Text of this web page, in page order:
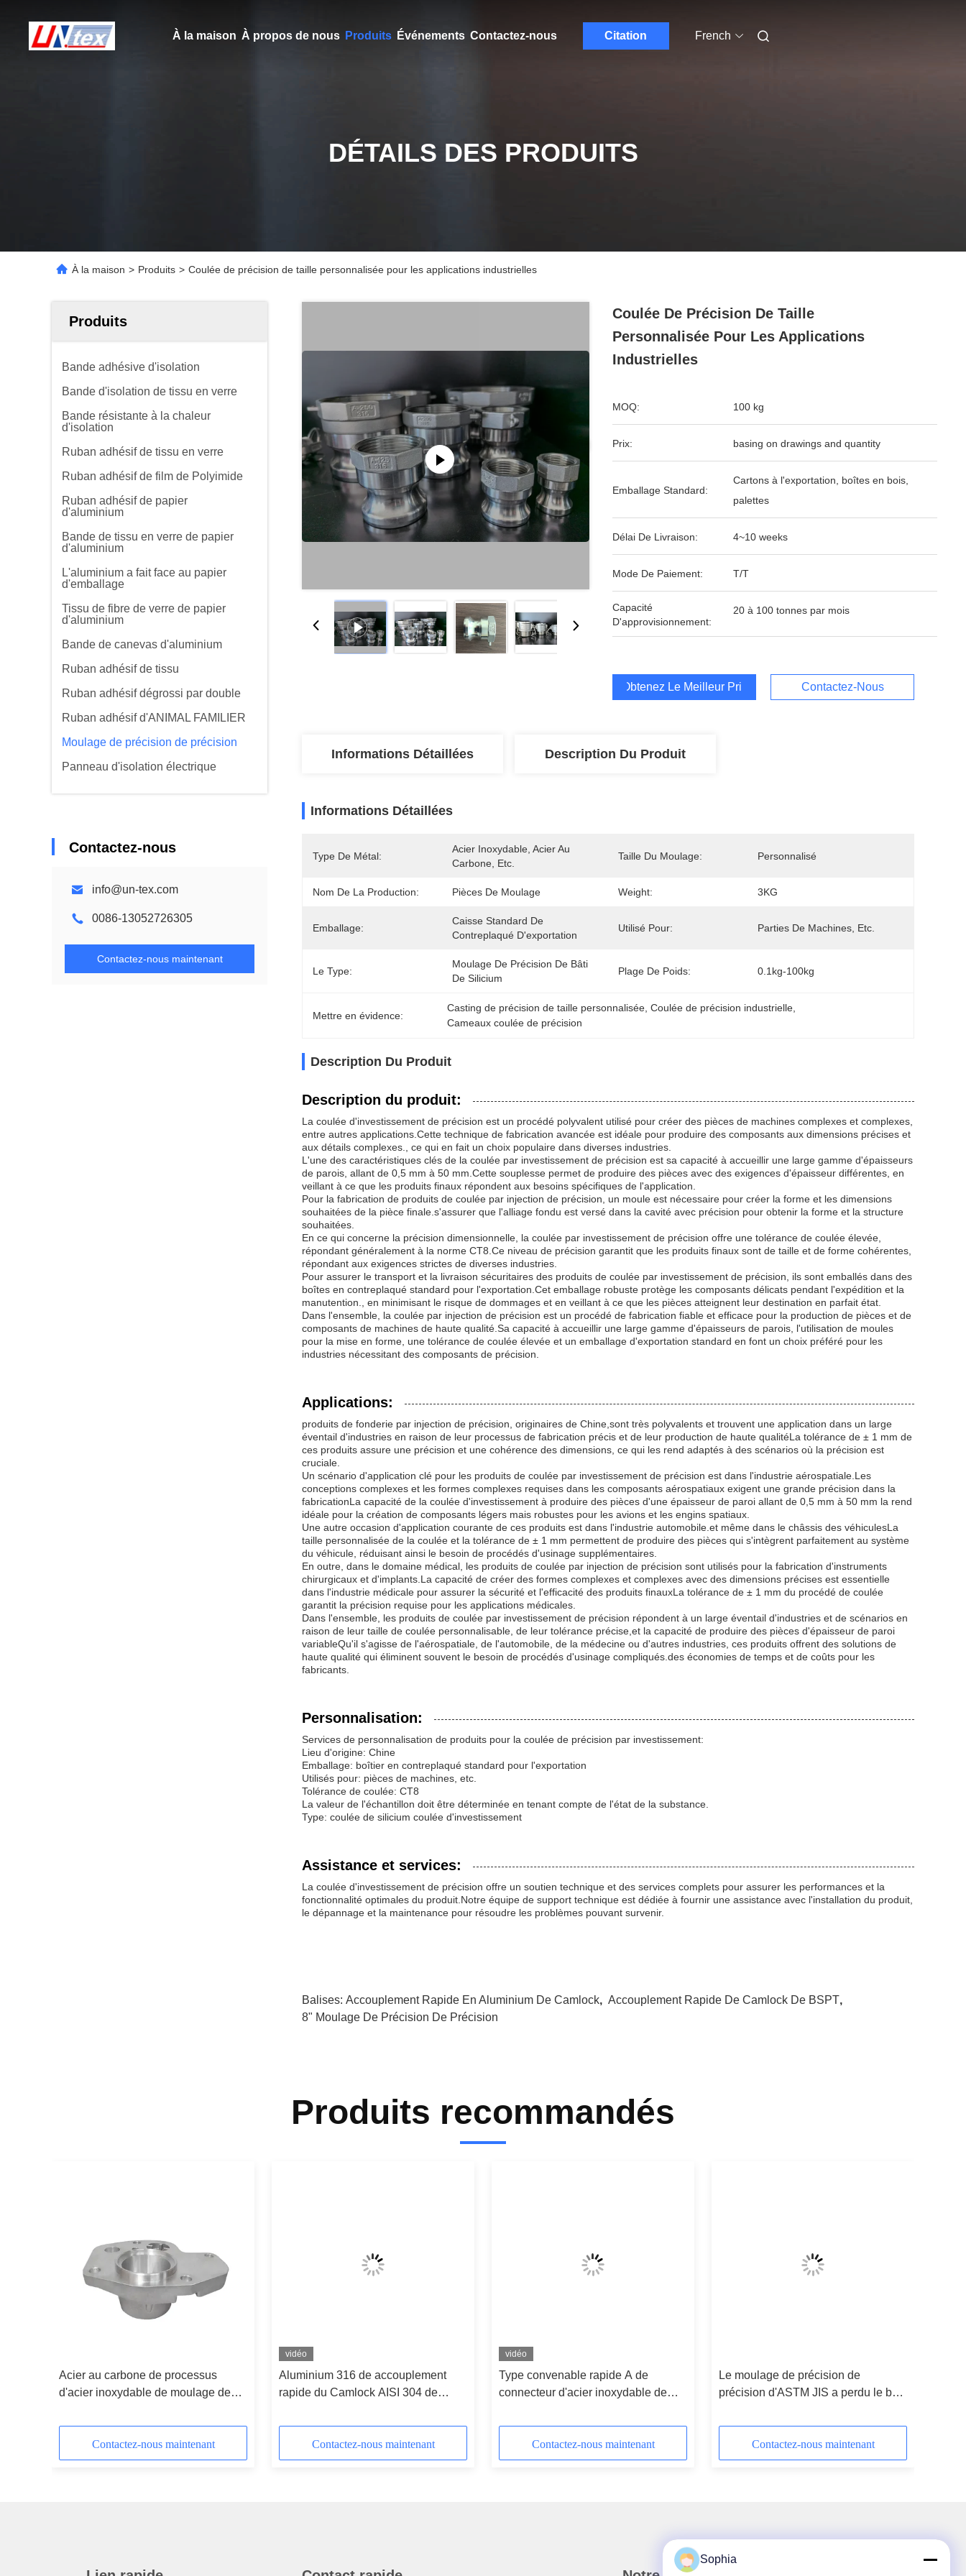
À la maison À propos de nous Produits Événements Contactez-nous Citation French
DÉTAILS DES PRODUITS
À la maison > Produits > Coulée de précision de taille personnalisée pour les applications industrielles
Produits
Bande adhésive d'isolation
Bande d'isolation de tissu en verre
Bande résistante à la chaleur
d'isolation
Ruban adhésif de tissu en verre
Ruban adhésif de film de Polyimide
Ruban adhésif de papier
d'aluminium
Bande de tissu en verre de papier
d'aluminium
L'aluminium a fait face au papier
d'emballage
Tissu de fibre de verre de papier
d'aluminium
Bande de canevas d'aluminium
Ruban adhésif de tissu
Ruban adhésif dégrossi par double
Ruban adhésif d'ANIMAL FAMILIER
Moulage de précision de précision
Panneau d'isolation électrique
Contactez-nous
info@un-tex.com
0086-13052726305
Contactez-nous maintenant
Coulée De Précision De Taille
Personnalisée Pour Les Applications
Industrielles
MOQ: 100 kg
Prix: basing on drawings and quantity
Emballage Standard:
Cartons à l'exportation, boîtes en bois,
palettes
Délai De Livraison: 4~10 weeks
Mode De Paiement: T/T
Capacité
D'approvisionnement:
20 à 100 tonnes par mois
Obtenez Le Meilleur Prix Contactez-Nous
Informations Détaillées Description Du Produit
Informations Détaillées
Type De Métal:
Acier Inoxydable, Acier Au
Carbone, Etc.
Taille Du Moulage: Personnalisé
Nom De La Production: Pièces De Moulage Weight: 3KG
Emballage:
Caisse Standard De
Contreplaqué D'exportation
Utilisé Pour: Parties De Machines, Etc.
Le Type:
Moulage De Précision De Bâti
De Silicium
Plage De Poids: 0.1kg-100kg
Mettre en évidence:
Casting de précision de taille personnalisée , Coulée de précision industrielle
Cameaux coulée de précision
Description Du Produit
Description du produit:
La coulée d'investissement de précision est un procédé polyvalent utilisé pour créer des pièces de machines complexes et complexes,
entre autres applications.Cette technique de fabrication avancée est idéale pour produire des composants aux dimensions précises et
aux détails complexes., ce qui en fait un choix populaire dans diverses industries.
L'une des caractéristiques clés de la coulée par investissement de précision est sa capacité à accueillir une large gamme d'épaisseurs
de parois, allant de 0,5 mm à 50 mm.Cette souplesse permet de produire des pièces avec des exigences d'épaisseur différentes, en
veillant à ce que les produits finaux répondent aux besoins spécifiques de l'application.
Pour la fabrication de produits de coulée par injection de précision, un moule est nécessaire pour créer la forme et les dimensions
souhaitées de la pièce finale.s'assurer que l'alliage fondu est versé dans la cavité avec précision pour obtenir la forme et la structure
souhaitées.
En ce qui concerne la précision dimensionnelle, la coulée par investissement de précision offre une tolérance de coulée élevée,
répondant généralement à la norme CT8.Ce niveau de précision garantit que les produits finaux sont de taille et de forme cohérentes,
répondant aux exigences strictes de diverses industries.
Pour assurer le transport et la livraison sécuritaires des produits de coulée par investissement de précision, ils sont emballés dans des
boîtes en contreplaqué standard pour l'exportation.Cet emballage robuste protège les composants délicats pendant l'expédition et la
manutention., en minimisant le risque de dommages et en veillant à ce que les pièces atteignent leur destination en parfait état.
Dans l'ensemble, la coulée par injection de précision est un procédé de fabrication fiable et efficace pour la production de pièces et de
composants de machines de haute qualité.Sa capacité à accueillir une large gamme d'épaisseurs de parois, l'utilisation de moules
pour la mise en forme, une tolérance de coulée élevée et un emballage d'exportation standard en font un choix préféré pour les
industries nécessitant des composants de précision.
Applications:
produits de fonderie par injection de précision, originaires de Chine,sont très polyvalents et trouvent une application dans un large
éventail d'industries en raison de leur processus de fabrication précis et de leur production de haute qualitéLa tolérance de ± 1 mm de
ces produits assure une précision et une cohérence des dimensions, ce qui les rend adaptés à des scénarios où la précision est
cruciale.
Un scénario d'application clé pour les produits de coulée par investissement de précision est dans l'industrie aérospatiale.Les
conceptions complexes et les formes complexes requises dans les composants aérospatiaux exigent une grande précision dans la
fabricationLa capacité de la coulée d'investissement à produire des pièces d'une épaisseur de paroi allant de 0,5 mm à 50 mm la rend
idéale pour la création de composants légers mais robustes pour les avions et les engins spatiaux.
Une autre occasion d'application courante de ces produits est dans l'industrie automobile.et même dans le châssis des véhiculesLa
taille personnalisée de la coulée et la tolérance de ± 1 mm permettent de produire des pièces qui s'intègrent parfaitement au système
du véhicule, réduisant ainsi le besoin de procédés d'usinage supplémentaires.
En outre, dans le domaine médical, les produits de coulée par injection de précision sont utilisés pour la fabrication d'instruments
chirurgicaux et d'implants.La capacité de créer des formes complexes et complexes avec des dimensions précises est essentielle
dans l'industrie médicale pour assurer la sécurité et l'efficacité des produits finauxLa tolérance de ± 1 mm du procédé de coulée
garantit la précision requise pour les applications médicales.
Dans l'ensemble, les produits de coulée par investissement de précision répondent à un large éventail d'industries et de scénarios en
raison de leur taille de coulée personnalisable, de leur tolérance précise,et la capacité de produire des pièces d'épaisseur de paroi
variableQu'il s'agisse de l'aérospatiale, de l'automobile, de la médecine ou d'autres industries, ces produits offrent des solutions de
haute qualité qui éliminent souvent le besoin de procédés d'usinage compliqués.des économies de temps et de coûts pour les
fabricants.
Personnalisation:
Services de personnalisation de produits pour la coulée de précision par investissement:
Lieu d'origine: Chine
Emballage: boîtier en contreplaqué standard pour l'exportation
Utilisés pour: pièces de machines, etc.
Tolérance de coulée: CT8
La valeur de l'échantillon doit être déterminée en tenant compte de l'état de la substance.
Type: coulée de silicium coulée d'investissement
Assistance et services:
La coulée d'investissement de précision offre un soutien technique et des services complets pour assurer les performances et la
fonctionnalité optimales du produit.Notre équipe de support technique est dédiée à fournir une assistance avec l'installation du produit,
le dépannage et la maintenance pour résoudre les problèmes pouvant survenir.
Balises: Accouplement Rapide En Aluminium De Camlock, Accouplement Rapide De Camlock De BSPT,
8" Moulage De Précision De Précision
Produits recommandés
Acier au carbone de processus
d'acier inoxydable de moulage de
Contactez-nous maintenant
vidéo
Aluminium 316 de accouplement
rapide du Camlock AISI 304 de
Contactez-nous maintenant
vidéo
Type convenable rapide A de
connecteur d'acier inoxydable de
d'AISI 304 puisque DP E-F de C.C
de C DContactez-nous maintenant
Le moulage de précision de
précision d'ASTM JIS a perdu le bâti
Contactez-nous maintenant
Sophia